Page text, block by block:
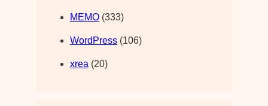
MEMO(333)
WordPress(106)
xrea (20)